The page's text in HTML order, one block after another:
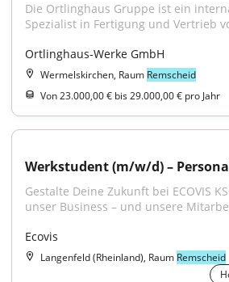
Die Ortlinghaus Gruppe ist ein
Spezialist in Fertigung und Vertrieb
Ortlinghaus-Werke GmbH
Wermelskirchen, Raum Remscheid
Von 23.000,00 € bis 29.000,00 € pro Jahr
Werkstudent (m/w/d) –
Gestalte Deine Zukunft bei ECOVIS
unser Business – und unsere
Ecovis
Langenfeld (Rheinland), Raum Remscheid